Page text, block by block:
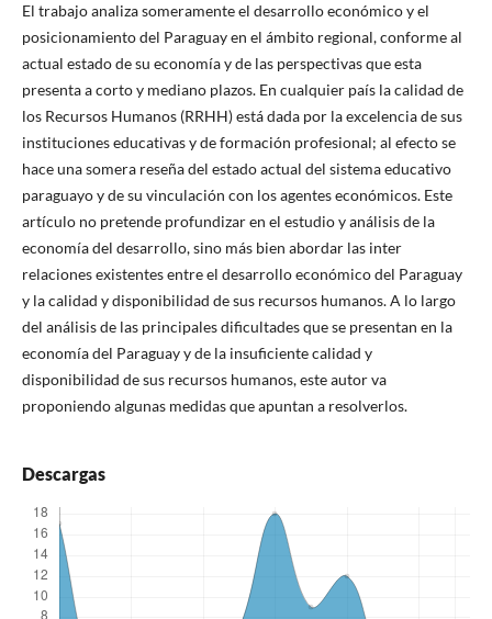
El trabajo analiza someramente el desarrollo económico y el
posicionamiento del Paraguay en el ámbito regional, conforme al
actual estado de su economía y de las perspectivas que esta
presenta a corto y mediano plazos. En cualquier país la calidad de
los Recursos Humanos (RRHH) está dada por la excelencia de sus
instituciones educativas y de formación profesional; al efecto se
hace una somera reseña del estado actual del sistema educativo
paraguayo y de su vinculación con los agentes económicos. Este
artículo no pretende profundizar en el estudio y análisis de la
economía del desarrollo, sino más bien abordar las inter
relaciones existentes entre el desarrollo económico del Paraguay
y la calidad y disponibilidad de sus recursos humanos. A lo largo
del análisis de las principales dificultades que se presentan en la
economía del Paraguay y de la insuficiente calidad y
disponibilidad de sus recursos humanos, este autor va
proponiendo algunas medidas que apuntan a resolverlos.
Descargas